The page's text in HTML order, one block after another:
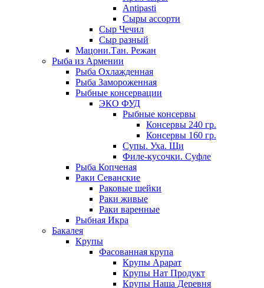
Antipasti
Сыры ассорти
Сыр Чечил
Сыр разный
Мацони.Тан. Режан
Рыба из Армении
Рыба Охлажденная
Рыба Замороженная
Рыбные консервации
ЭКО ФУД
Рыбные консервы
Консервы 240 гр.
Консервы 160 гр.
Супы. Уха. Щи
Филе-кусочки. Суфле
Рыба Копченая
Раки Севанские
Раковые шейки
Раки живые
Раки варенные
Рыбная Икра
Бакалея
Крупы
Фасованная крупа
Крупы Арарат
Крупы Нат Продукт
Крупы Наша Деревня